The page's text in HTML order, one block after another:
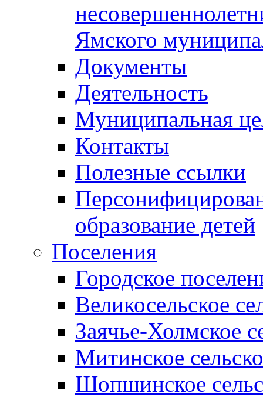
Ямского
Документы
Деятельность
Муниципальная
Контакты
Полезные ссылки
образование детей
Поселения
Городское
Великосельское
Заячье-Холмское
Митинское
Шопшинское